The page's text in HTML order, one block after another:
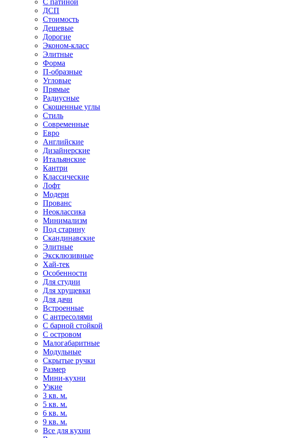
ДСП
Стоимость
Дешевые
Дорогие
Эконом-класс
Элитные
Форма
П-образные
Угловые
Прямые
Радиусные
Скошенные углы
Стиль
Современные
Евро
Английские
Дизайнерские
Итальянские
Кантри
Классические
Лофт
Модерн
Прованс
Неоклассика
Минимализм
Под старину
Скандинавские
Элитные
Эксклюзивные
Хай-тек
Особенности
Для студии
Для хрущевки
Для дачи
Встроенные
С антресолями
С барной стойкой
С островом
Малогабаритные
Модульные
Скрытые ручки
Размер
Мини-кухни
Узкие
3 кв. м.
5 кв. м.
6 кв. м.
9 кв. м.
Все для кухни